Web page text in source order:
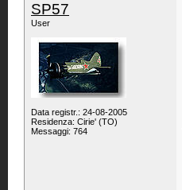
SP57
User
Data registr.: 24-08-2005
Residenza: Cirie' (TO)
Messaggi: 764